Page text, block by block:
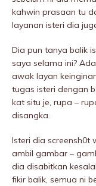
kahwin prasaan tu
layanan isteri dia
Dia pun tanya balik
saya selama ini?
awak layan
tugas isteri dengan
kat situ je, rupa –
disangka.
Isteri dia screensh0t
ambil gambar –
dia disabitkan
fikir balik, semua ni